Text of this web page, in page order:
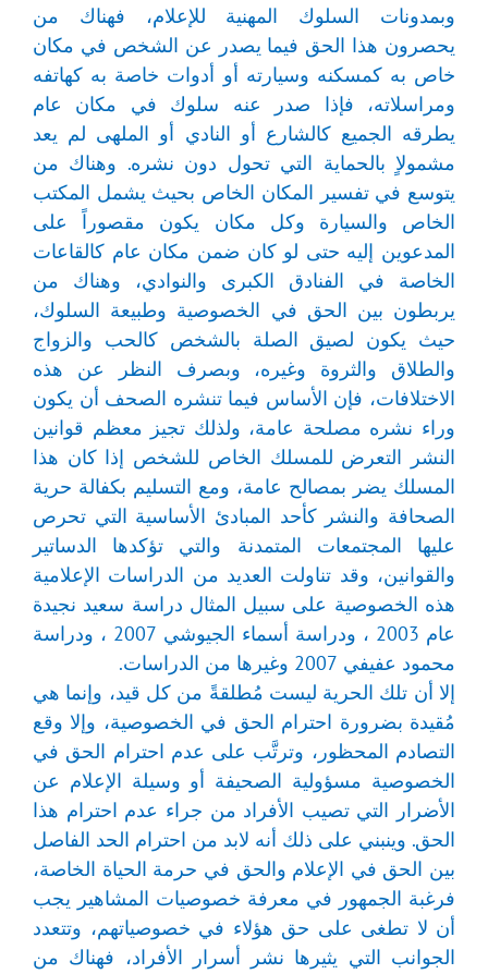
وبمدونات السلوك المهنية للإعلام، فهناك من
يحصرون هذا الحق فيما يصدر عن الشخص في مكان
خاص به كمسكنه وسيارته أو أدوات خاصة به كهاتفه
ومراسلاته، فإذا صدر عنه سلوك في مكان عام
يطرقه الجميع كالشارع أو النادي أو الملهى لم يعد
مشمولاٍ بالحماية التي تحول دون نشره. وهناك من
يتوسع في تفسير المكان الخاص بحيث يشمل المكتب
الخاص والسيارة وكل مكان يكون مقصوراً على
المدعوين إليه حتى لو كان ضمن مكان عام كالقاعات
الخاصة في الفنادق الكبرى والنوادي، وهناك من
يربطون بين الحق في الخصوصية وطبيعة السلوك،
حيث يكون لصيق الصلة بالشخص كالحب والزواج
والطلاق والثروة وغيره، وبصرف النظر عن هذه
الاختلافات، فإن الأساس فيما تنشره الصحف أن يكون
وراء نشره مصلحة عامة، ولذلك تجيز معظم قوانين
النشر التعرض للمسلك الخاص للشخص إذا كان هذا
المسلك يضر بمصالح عامة، ومع التسليم بكفالة حرية
الصحافة والنشر كأحد المبادئ الأساسية التي تحرص
عليها المجتمعات المتمدنة والتي تؤكدها الدساتير
والقوانين، وقد تناولت العديد من الدراسات الإعلامية
هذه الخصوصية على سبيل المثال دراسة سعيد نجيدة
عام 2003 ، ودراسة أسماء الجيوشي 2007 ، ودراسة
محمود عفيفي 2007 وغيرها من الدراسات.
إلا أن تلك الحرية ليست مُطلقةً من كل قيد، وإنما هي
مُقيدة بضرورة احترام الحق في الخصوصية، وإلا وقع
التصادم المحظور، وترتَّب على عدم احترام الحق في
الخصوصية مسؤولية الصحيفة أو وسيلة الإعلام عن
الأضرار التي تصيب الأفراد من جراء عدم احترام هذا
الحق. وينبني على ذلك أنه لابد من احترام الحد الفاصل
بين الحق في الإعلام والحق في حرمة الحياة الخاصة،
فرغبة الجمهور في معرفة خصوصيات المشاهير يجب
أن لا تطغى على حق هؤلاء في خصوصياتهم، وتتعدد
الجوانب التي يثيرها نشر أسرار الأفراد، فهناك من